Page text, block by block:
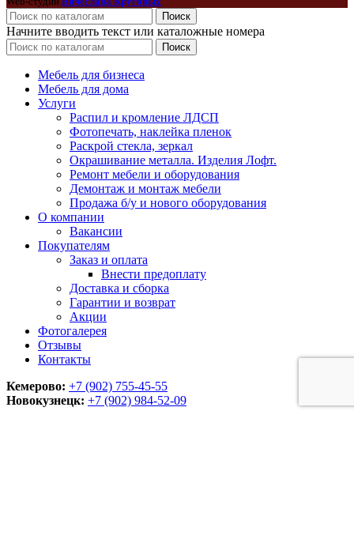
Поиск
Начните вводить текст или каталожные номера
Поиск
Мебель для бизнеса
Мебель для дома
Услуги
Распил и кромление ЛДСП
Фотопечать, наклейка пленок
Раскрой стекла, зеркал
Окрашивание металла. Изделия Лофт.
Ремонт мебели и оборудования
Демонтаж и монтаж мебели
Продажа б/у и нового оборудования
О компании
Вакансии
Покупателям
Заказ и оплата
Внести предоплату
Доставка и сборка
Гарантии и возврат
Акции
Фотогалерея
Отзывы
Контакты
Кемерово: +7 (902) 755-45-55
Новокузнецк: +7 (902) 984-52-09